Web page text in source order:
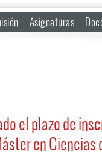
Asignaturas
el plazo de
en